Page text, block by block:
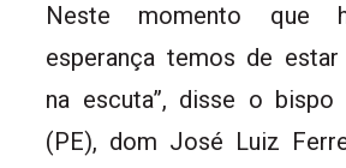
Neste momento que
esperança temos de
na escuta”, disse o bispo
(PE), dom José Luiz